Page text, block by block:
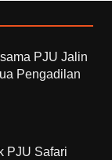
PJU Jalin
Pengadilan
PJU Safari